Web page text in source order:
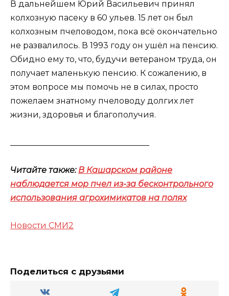
В дальнейшем Юрий Васильевич принял
колхозную пасеку в 60 ульев. 15 лет он был
колхозным пчеловодом, пока всё окончательно
не развалилось. В 1993 году он ушёл на пенсию.
Обидно ему то, что, будучи ветераном труда, он
получает маленькую пенсию. К сожалению, в
этом вопросе мы помочь не в силах, просто
пожелаем знатному пчеловоду долгих лет
жизни, здоровья и благополучия.
Читайте также: В Кашарском районе
наблюдается мор пчел из-за бесконтрольного
использования агрохимикатов на полях
Новости СМИ2
Поделиться с друзьями